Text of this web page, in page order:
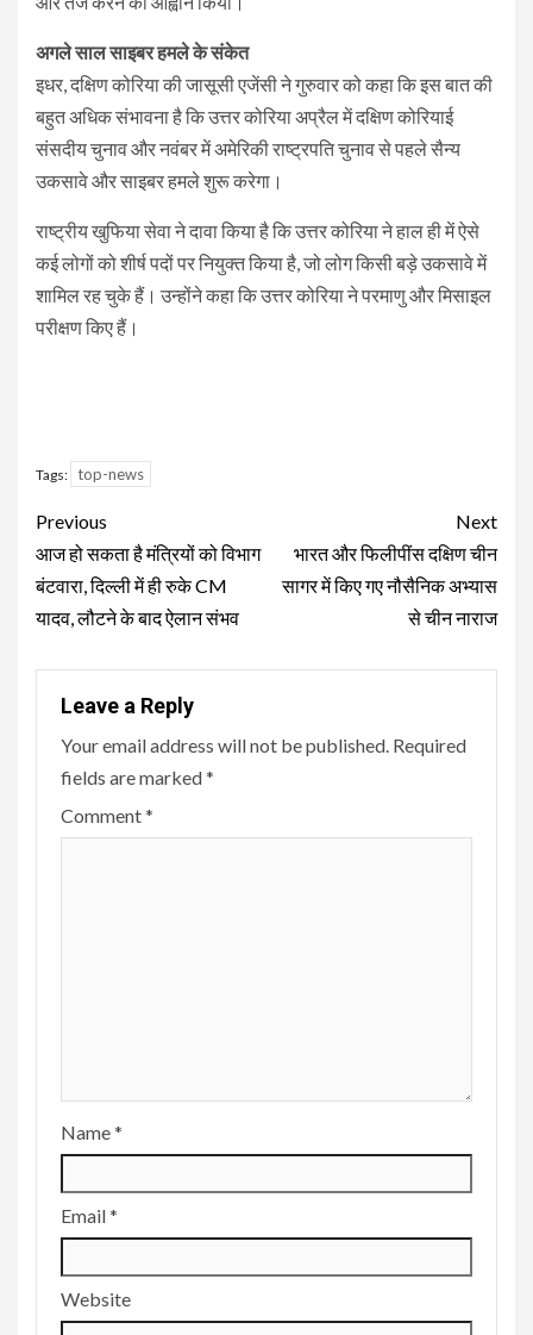
अगले साल साइबर हमले के संकेत
इधर, दक्षिण कोरिया की जासूसी एजेंसी ने गुरुवार को कहा कि इस बात की
बहुत अधिक संभावना है कि उत्तर कोरिया अप्रैल में दक्षिण कोरियाई
संसदीय चुनाव और नवंबर में अमेरिकी राष्ट्रपति चुनाव से पहले सैन्य
उकसावे और साइबर हमले शुरू करेगा।
राष्ट्रीय खुफिया सेवा ने दावा किया है कि उत्तर कोरिया ने हाल ही में ऐसे
कई लोगों को शीर्ष पदों पर नियुक्त किया है, जो लोग किसी बड़े उकसावे में
शामिल रह चुके हैं। उन्होंने कहा कि उत्तर कोरिया ने परमाणु और मिसाइल
परीक्षण किए हैं।
Tags: top-news
Continue
Reading
Previous
आज हो सकता है मंत्रियों को विभाग
बंटवारा, दिल्ली में ही रुके CM
यादव, लौटने के बाद ऐलान संभव
Next
भारत और फिलीपींस दक्षिण चीन
सागर में किए गए नौसैनिक अभ्यास
से चीन नाराज
Leave a Reply
Your email address will not be published. Required
fields are marked*
Comment*
Name*
Email*
Website